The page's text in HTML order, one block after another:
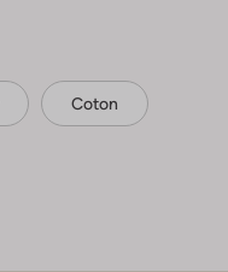
Coton